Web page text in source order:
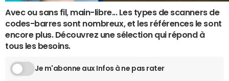
Avec ou sans fil, main-libre... Les types de scanners de
codes-barres sont nombreux, et les références le sont
encore plus. Découvrez une sélection qui répond à
tous les besoins.
Je m'abonne aux Infos à ne pas rater